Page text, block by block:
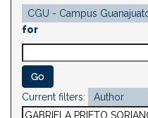
for
Current filters: